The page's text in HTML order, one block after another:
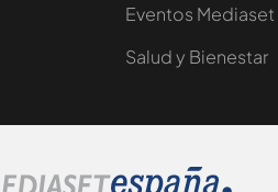
Eventos Mediaset
Salud y Bienestar